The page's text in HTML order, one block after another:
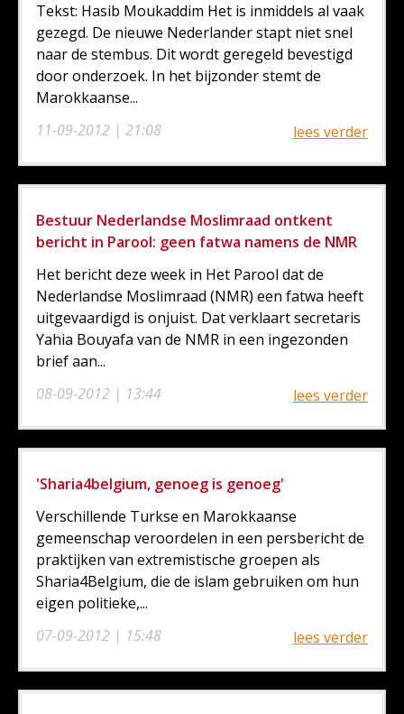
11-09-2012 | 21:08
Tekst: Hasib Moukaddim Het is inmiddels al vaak
gezegd. De nieuwe Nederlander stapt niet snel
naar de stembus. Dit wordt geregeld bevestigd
door onderzoek. In het bijzonder stemt de
Marokkaanse...
lees verder
Bestuur Nederlandse Moslimraad ontkent
bericht in Parool: geen fatwa namens de NMR
08-09-2012 | 13:44
Het bericht deze week in Het Parool dat de
Nederlandse Moslimraad (NMR) een fatwa heeft
uitgevaardigd is onjuist. Dat verklaart secretaris
Yahia Bouyafa van de NMR in een ingezonden
brief aan...
lees verder
'Sharia4belgium, genoeg is genoeg'
07-09-2012 | 15:48
Verschillende Turkse en Marokkaanse
gemeenschap veroordelen in een persbericht de
praktijken van extremistische groepen als
Sharia4Belgium, die de islam gebruiken om hun
eigen politieke,...
lees verder